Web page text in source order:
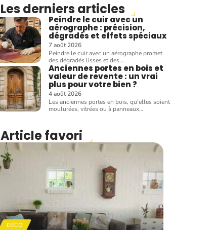
Les derniers articles
Peindre le cuir avec un
aérographe : précision,
dégradés et effets spéciaux
7 août 2026
Peindre le cuir avec un aérographe promet
des dégradés lisses et des…
Anciennes portes en bois et
valeur de revente : un vrai
plus pour votre bien ?
4 août 2026
Les anciennes portes en bois, qu'elles soient
moulurées, vitrées ou à panneaux…
Article favori
DÉCO